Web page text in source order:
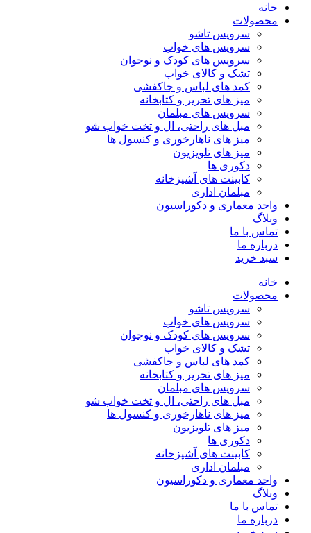
خانه
محصولات
سرویس تاشو
سرویس های خواب
سرویس های کودک و نوجوان
تشک و کالای خواب
کمد های لباس و جاکفشی
میز های تحریر و کتابخانه
سرویس های مبلمان
مبل های راحتی، ال و تخت خواب شو
میز های ناهارخوری و کنسول ها
میز های تلویزیون
دکوری ها
کابینت های آشپزخانه
مبلمان اداری
واحد معماری و دکوراسیون
وبلاگ
تماس با ما
درباره ما
سبد خرید
خانه
محصولات
سرویس تاشو
سرویس های خواب
سرویس های کودک و نوجوان
تشک و کالای خواب
کمد های لباس و جاکفشی
میز های تحریر و کتابخانه
سرویس های مبلمان
مبل های راحتی، ال و تخت خواب شو
میز های ناهارخوری و کنسول ها
میز های تلویزیون
دکوری ها
کابینت های آشپزخانه
مبلمان اداری
واحد معماری و دکوراسیون
وبلاگ
تماس با ما
درباره ما